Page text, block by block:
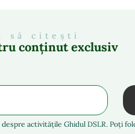
să citești
conținut exclusiv
activitățile Ghidul DSLR. Poți